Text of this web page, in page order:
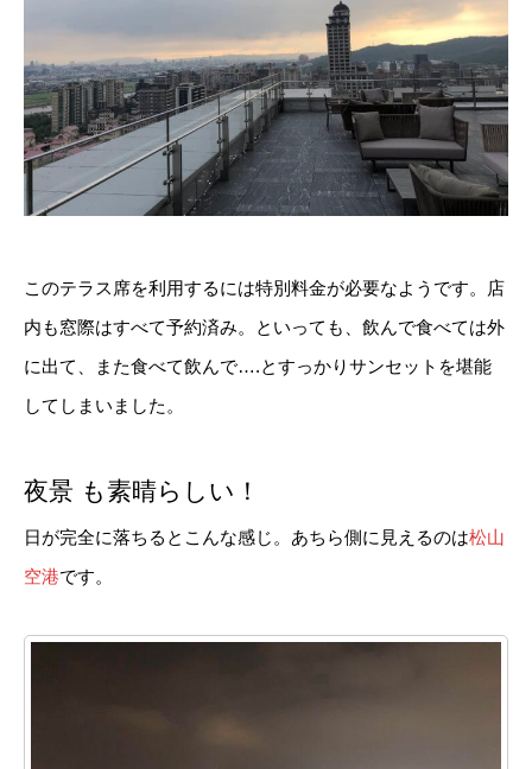
このテラス席を利用するには特別料金が必要なようです。店
内も窓際はすべて予約済み。といっても、飲んで食べては外
に出て、また食べて飲んで….とすっかりサンセットを堪能
してしまいました。
夜景 も素晴らしい！
日が完全に落ちるとこんな感じ。あちら側に見えるのは松山
空港です。